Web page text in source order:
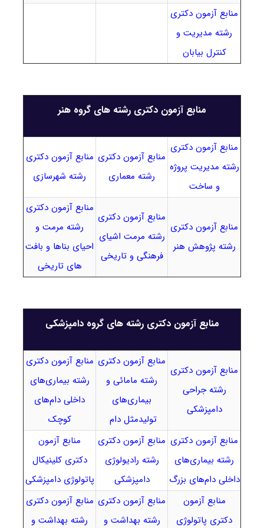
منابع آزمون دکتری
رشته مدیریت و
کنترل بیابان
منابع آزمون دکتری رشته های گروه هنر
منابع آزمون دکتری
رشته مدیریت پروژه
و ساخت
منابع آزمون دکتری
رشته معماری
منابع آزمون دکتری
رشته شهرسازی
منابع آزمون دکتری
رشته پژوهش هنر
منابع آزمون دکتری
رشته مرمت اشیای
فرهنگی و تاریخی
منابع آزمون دکتری
رشته مرمت و
احیای بناها و بافت
های تاریخی
منابع آزمون دکتری رشته های گروه دامپزشکی
منابع آزمون دکتری
رشته جراحی
دامپزشکی
منابع آزمون دکتری
رشته مامائی و
بیماری‌های
تولیدمثل دام
منابع آزمون دکتری
رشته بیماری‌های
داخلی دام‌های
کوچک
منابع آزمون دکتری
رشته بیماری‌های
داخلی دام‌های بزرگ
منابع آزمون دکتری
رشته رادیولوژی
دامپزشکی
منابع آزمون
دکتری کلینیکال
پاتولوژی دامپزشکی
منابع آزمون
دکتری پاتولوژی
منابع آزمون دکتری
رشته بهداشت و
منابع آزمون دکتری
رشته بهداشت و